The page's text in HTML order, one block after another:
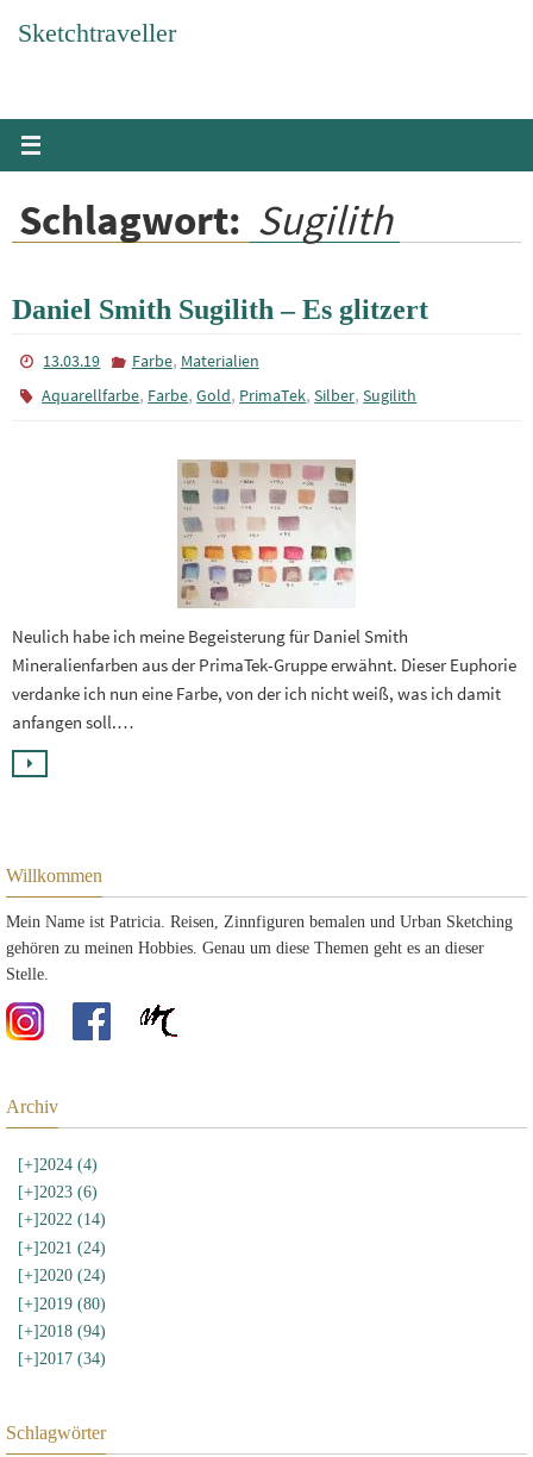
InhaltSketchtraveller
Schlagwort: Sugilith
Daniel Smith Sugilith – Es glitzert
13.03.19 Farbe, Materialien
Aquarellfarbe, Farbe,Gold, PrimaTek,Silber,Sugilith
Neulich habe ich meine Begeisterung für Daniel Smith
Mineralienfarben aus der PrimaTek-Gruppe erwähnt. Dieser Euphorie
verdanke ich nun eine Farbe, von der ich nicht weiß, was ich damit
anfangen soll.…
Willkommen
Mein Name ist Patricia. Reisen, Zinnfiguren bemalen und Urban Sketching
gehören zu meinen Hobbies. Genau um diese Themen geht es an dieser
Stelle.
Archiv
[+]2024 (4)
[+]2023 (6)
[+]2022 (14)
[+] 2021 (24)
[+]2020 (24)
[+]2019 (80)
[+] 2018 (94)
[+]2017 (34)
Schlagwörter